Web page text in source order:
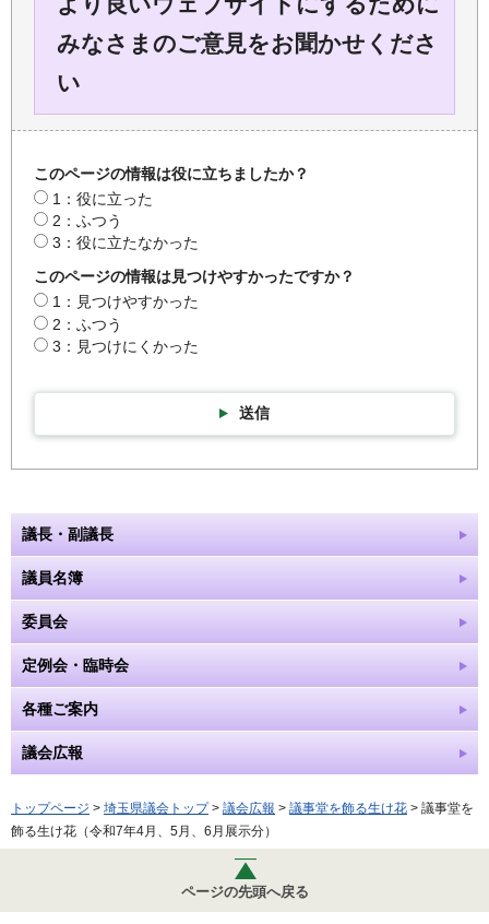
みなさまのご意見をお聞かせくださ
い
このページの情報は役に立ちましたか？
1：役に立った
2：ふつう
3：役に立たなかった
このページの情報は見つけやすかったですか？
1：見つけやすかった
2：ふつう
3：見つけにくかった
送信
議長・副議長
議員名簿
委員会
定例会・臨時会
各種ご案内
議会広報
トップページ > 埼玉県議会トップ> 議会広報 > 議事堂を飾る生け花 > 議事堂を
飾る生け花（令和7年4月、5月、6月展示分）
ページの先頭へ戻る